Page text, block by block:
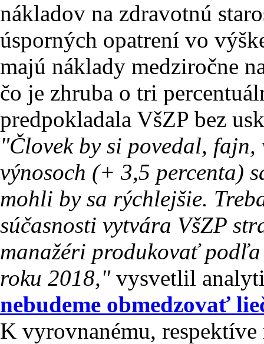
nákladov na zdravotnú
úsporných opatrení vo
majú náklady medziročne
čo je zhruba o tri
predpokladala VšZP bez
"Človek by si povedal,
výnosoch (+ 3,5 percenta)
mohli by sa rýchlejšie.
súčasnosti vytvára VšZP
manažéri produkovať
roku 2018,"vysvetlil
nebudeme obmedzovať
K vyrovnanému,